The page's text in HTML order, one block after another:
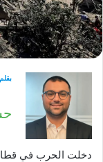
دخلت الحرب في